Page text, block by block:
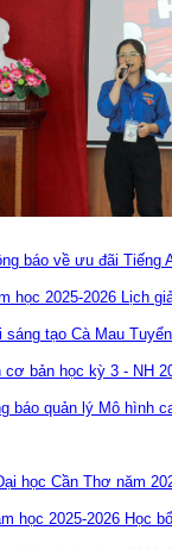
báo về ưu đãi Tiếng
Lịch
báo quản lý Mô hình
học Cần Thơ năm
Học